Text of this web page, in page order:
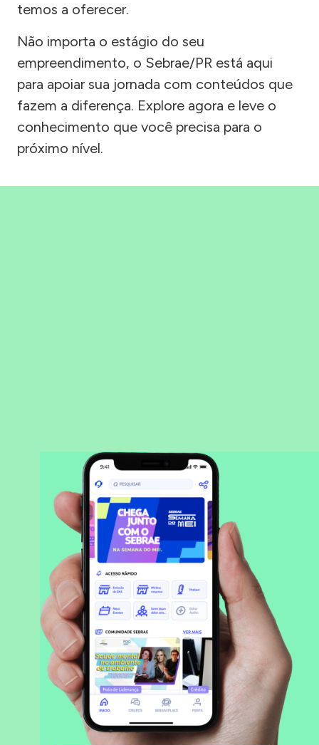
temos a oferecer.
Não importa o estágio do seu
empreendimento, o Sebrae/PR está aqui
para apoiar sua jornada com conteúdos que
fazem a diferença. Explore agora e leve o
conhecimento que você precisa para o
próximo nível.